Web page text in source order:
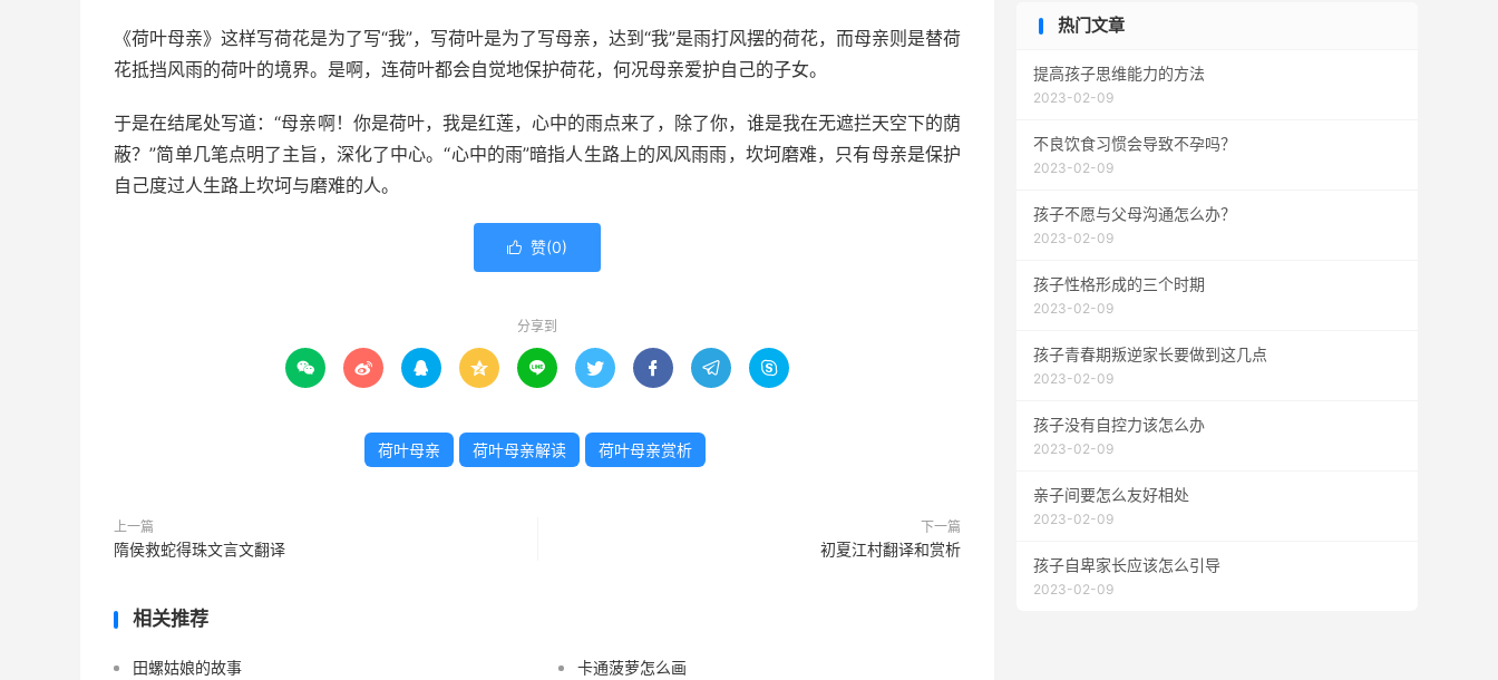
《荷叶母亲》这样写荷花是为了写“我”，写荷叶是为了写母亲，达到“我”是雨打风摆的荷花，而母亲则是替荷
花抵挡风雨的荷叶的境界。是啊，连荷叶都会自觉地保护荷花，何况母亲爱护自己的子女。
于是在结尾处写道：“母亲啊！你是荷叶，我是红莲，心中的雨点来了，除了你，谁是我在无遮拦天空下的荫
蔽？”简单几笔点明了主旨，深化了中心。“心中的雨”暗指人生路上的风风雨雨，坎坷磨难，只有母亲是保护
自己度过人生路上坎坷与磨难的人。
 赞(0)
分享到
        
荷叶母亲 荷叶母亲解读 荷叶母亲赏析
上一篇
隋侯救蛇得珠文言文翻译
下一篇
初夏江村翻译和赏析
相关推荐
田螺姑娘的故事 卡通菠萝怎么画
热门文章
提高孩子思维能力的方法
2023-02-09
不良饮食习惯会导致不孕吗？
2023-02-09
孩子不愿与父母沟通怎么办？
2023-02-09
孩子性格形成的三个时期
2023-02-09
孩子青春期叛逆家长要做到这几点
2023-02-09
孩子没有自控力该怎么办
2023-02-09
亲子间要怎么友好相处
2023-02-09
孩子自卑家长应该怎么引导
2023-02-09